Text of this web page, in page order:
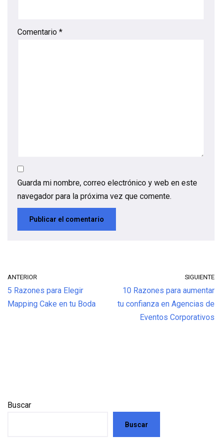
Comentario *
Guarda mi nombre, correo electrónico y web en este
navegador para la próxima vez que comente.
ANTERIOR
5 Razones para Elegir
Mapping Cake en tu Boda
SIGUIENTE
10 Razones para aumentar
tu confianza en Agencias de
Eventos Corporativos
Buscar
Buscar